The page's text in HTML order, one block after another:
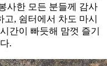
사한 모든 분들께 감사
, 쉼터에서 차도 마시
간이 빠듯해 맘껏 즐기
.